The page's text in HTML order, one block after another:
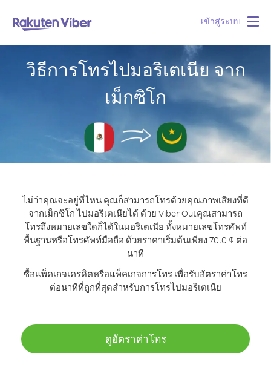
เข้าสู่ระบบ
วิธีการโทรไปมอริเตเนีย จาก
เม็กซิโก
ไม่ว่าคุณจะอยู่ที่ไหน คุณก็สามารถโทรด้วยคุณภาพเสียงที่ดี
จากเม็กซิโก ไปมอริเตเนียได้ ด้วย Viber Outคุณสามารถ
โทรถึงหมายเลขใดก็ได้ในมอริเตเนีย ทั้งหมายเลขโทรศัพท์
พื้นฐานหรือโทรศัพท์มือถือ ด้วยราคาเริ่มต้นเพียง 70.0 ¢ ต่อ
นาที
ซื้อแพ็คเกจเครดิตหรือแพ็คเกจการโทร เพื่อรับอัตราค่าโทร
ต่อนาทีที่ถูกที่สุดสำหรับการโทรไปมอริเตเนีย
ดูอัตราค่าโทร